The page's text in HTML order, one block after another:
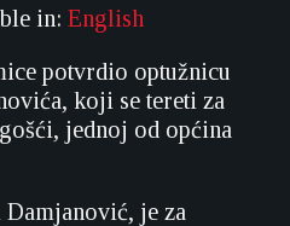
in: English
potvrdio optužnicu
koji se tereti za
jednoj od općina
je za